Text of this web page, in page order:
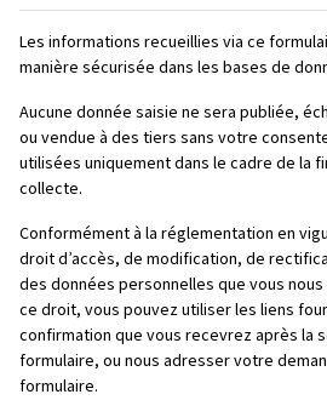
Les informations recueillies via ce
manière sécurisée dans les bases de
Aucune donnée saisie ne sera publiée,
ou vendue à des tiers sans votre
utilisées uniquement dans le cadre de la
collecte.
Conformément à la réglementation en
droit d’accès, de modification, de
des données personnelles que vous
ce droit, vous pouvez utiliser les liens
confirmation que vous recevrez après la
formulaire, ou nous adresser votre
formulaire.